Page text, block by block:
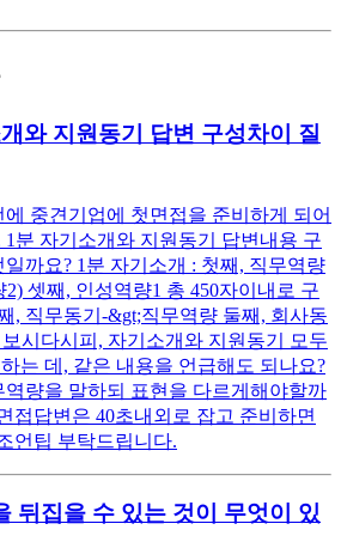
와 지원동기 답변 구성차이 질
중견기업에 첫면접을 준비하게 되어
1분 자기소개와 지원동기 답변내용 구
까요? 1분 자기소개 : 첫째, 직무역량
2) 셋째, 인성역량1 총 450자이내로 구
, 직무동기-&gt;직무역량 둘째, 회사동
시다시피, 자기소개와 지원동기 모두
는 데, 같은 내용을 언급해도 되나요?
역량을 말하되 표현을 다르게해야할까
접답변은 40초내외로 잡고 준비하면
언팁 부탁드립니다.
뒤집을 수 있는 것이 무엇이 있